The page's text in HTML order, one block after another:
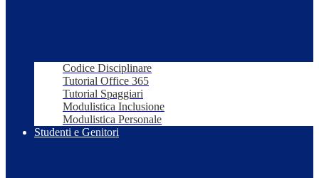
Codice Disciplinare
Tutorial Office 365
Tutorial Spaggiari
Modulistica Inclusione
Modulistica Personale
Studenti e Genitori